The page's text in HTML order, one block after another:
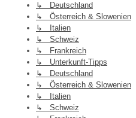
↳ Deutschland
↳ Österreich & Slowenien
↳ Italien
↳ Schweiz
↳ Frankreich
↳ Unterkunft-Tipps
↳ Deutschland
↳ Österreich & Slowenien
↳ Italien
↳ Schweiz